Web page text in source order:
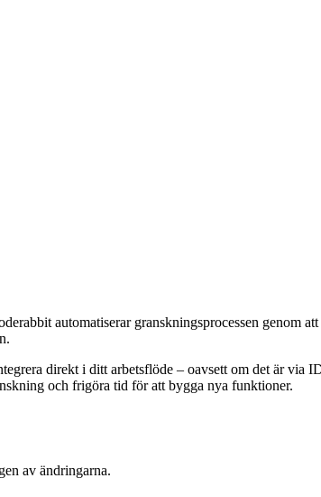
automatiserar granskningsprocessen genom
direkt i ditt arbetsflöde – oavsett om det är via
och frigöra tid för att bygga nya funktioner.
av ändringarna.